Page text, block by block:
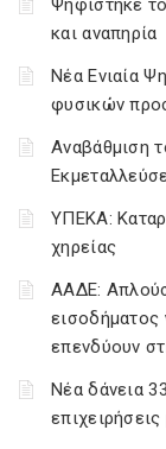
Ψηφίστηκε
και αναπηρία
Νέα Ενιαία
φυσικών
Αναβάθμιση
ΥΠΕΚΑ:
χηρείας
ΑΑΔΕ:
εισοδήματος
επενδύουν
Νέα δάνεια